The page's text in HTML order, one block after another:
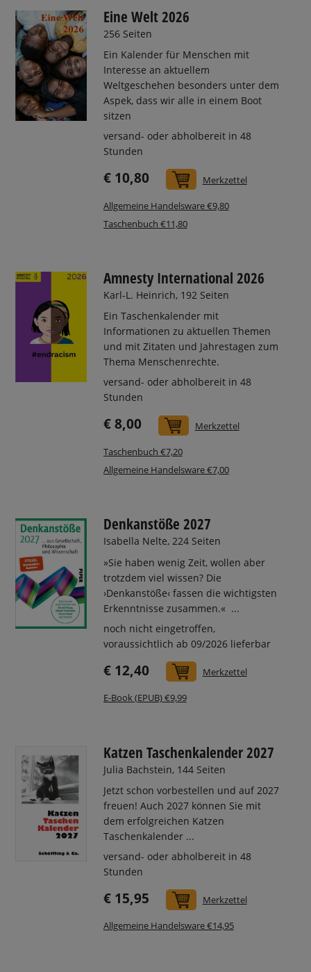
Eine Welt 2026
256 Seiten
Ein Kalender für Menschen mit
Interesse an aktuellem
Weltgeschehen besonders unter dem
Aspek, dass wir alle in einem Boot
sitzen
versand- oder abholbereit in 48
Stunden
€ 10,80 In den Warenkorb
Merkzettel
Allgemeine Handelsware €9,80
Taschenbuch €11,80
Amnesty International 2026
Karl-L. Heinrich, 192 Seiten
Ein Taschenkalender mit
Informationen zu aktuellen Themen
und mit Zitaten und Jahrestagen zum
Thema Menschenrechte.
versand- oder abholbereit in 48
Stunden
€ 8,00 In den Warenkorb
Merkzettel
Taschenbuch €7,20
Allgemeine Handelsware €7,00
Denkanstöße 2027
Isabella Nelte, 224 Seiten
»Sie haben wenig Zeit, wollen aber
trotzdem viel wissen? Die
›Denkanstöße‹ fassen die wichtigsten
Erkenntnisse zusammen.« ...
noch nicht eingetroffen,
voraussichtlich ab 09/2026 lieferbar
€ 12,40 In den Warenkorb
Merkzettel
E-Book (EPUB) €9,99
Katzen Taschenkalender 2027
Julia Bachstein, 144 Seiten
Jetzt schon vorbestellen und auf 2027
freuen! Auch 2027 können Sie mit
dem erfolgreichen Katzen
Taschenkalender ...
versand- oder abholbereit in 48
Stunden
€ 15,95 In den Warenkorb
Merkzettel
Allgemeine Handelsware €14,95